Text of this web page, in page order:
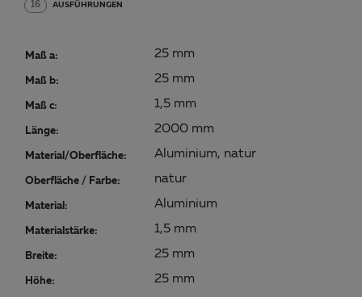
16 AUSFÜHRUNGEN
Maß a: 25 mm
Maß b: 25 mm
Maß c: 1,5 mm
Länge: 2000 mm
Material/Oberfläche: Aluminium, natur
Oberfläche / Farbe: natur
Material: Aluminium
Materialstärke: 1,5 mm
Breite: 25 mm
Höhe: 25 mm